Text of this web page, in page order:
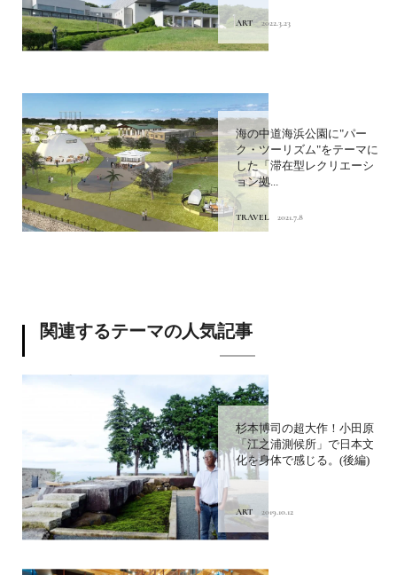
ART 2022.3.23
海の中道海浜公園に"パー
ク・ツーリズム"をテーマに
した「滞在型レクリエーシ
ョン拠...
TRAVEL 2021.7.8
関連するテーマの人気記事
杉本博司の超大作！小田原
「江之浦測候所」で日本文
化を身体で感じる。(後編)
ART 2019.10.12